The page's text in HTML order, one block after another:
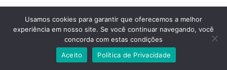
Usamos cookies para garantir que oferecemos a melhor
experiência em nosso site. Se você continuar navegando, você
concorda com estas condições
Aceito
Política de Privacidade